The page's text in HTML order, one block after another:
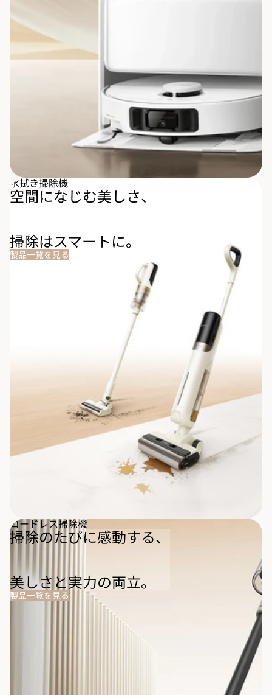
水拭き掃除機
空間になじむ美しさ、
掃除はスマートに。
製品一覧を見る
コードレス掃除機
掃除のたびに感動する、
美しさと実力の両立。
製品一覧を見る